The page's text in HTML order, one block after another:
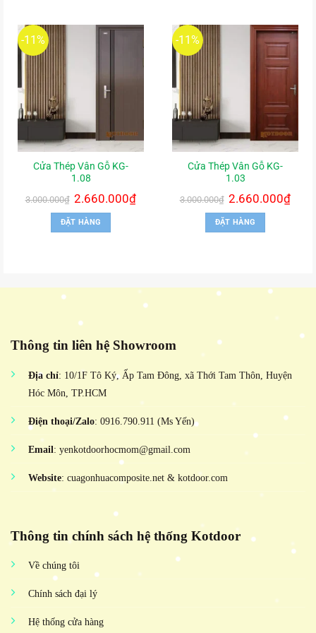
-11%
Cửa Thép Vân Gỗ KG-
1.08
3.000.000₫ Giá
gốc
là:
3.000.000₫.
2.660.000₫Giá
ĐẶT HÀNG
-11%
Cửa Thép Vân Gỗ KG-
1.03
3.000.000₫ Giá
gốc
là:
3.000.000₫.
2.660.000₫Giá
ĐẶT HÀNG
Thông tin liên hệ Showroom
Địa chỉ: 10/1F Tô Ký, Ấp Tam Đông, xã Thới Tam Thôn, Huyện
Hóc Môn, TP.HCM
Điện thoại/Zalo: 0916.790.911 (Ms Yến)
Email: yenkotdoorhocmom@gmail.com
Website: cuagonhuacomposite.net & kotdoor.com
Thông tin chính sách hệ thống Kotdoor
Về chúng tôi
Chính sách đại lý
Hệ thống cửa hàng